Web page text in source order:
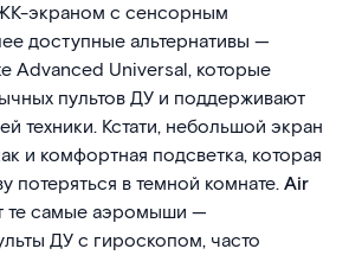
экраном с сенсорным
доступные альтернативы —
Advanced Universal, которые
пультов ДУ и поддерживают
техники. Кстати, небольшой экран
и комфортная подсветка, которая
потеряться в темной комнате.Air
те самые аэромыши —
ДУ с гироскопом, часто